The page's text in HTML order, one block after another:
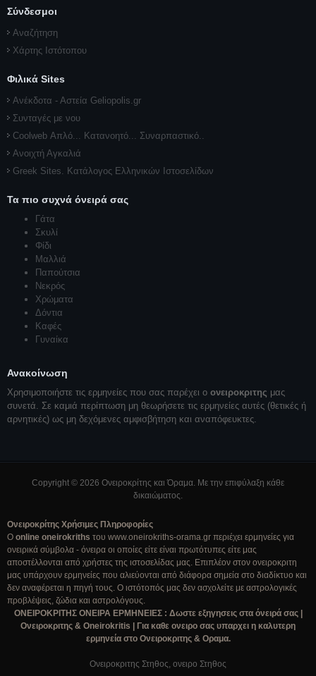
Σύνδεσμοι
Αναζήτηση
Χάρτης Ιστότοπου
Φιλικά Sites
Ανέκδοτα - Αστεία Geliopolis.gr
Συνταγές με νου
Coolweb Απλό... Κατανοητό... Συναρπαστικό..
Ανοιχτή Αγκαλιά
Greek Sites. Κατάλογος Ελληνικών Ιστοσελίδων
Τα πιο συχνά όνειρά σας
Γάτα
Σκυλί
Φίδι
Μαλλιά
Παπούτσια
Νεκρός
Χρώματα
Δόντια
Καφές
Γυναίκα
Ανακοίνωση
Χρησιμοποιήστε τις ερμηνείες που σας παρέχει ο ονειροκριτης μας
συνετά. Σε καμιά περίπτωση μη θεωρήσετε τις ερμηνείες αυτές (θετικές ή
αρνητικές) ως μη δεχόμενες αμφισβήτηση και αναπόφευκτες.
Copyright © 2026 Ονειροκρίτης και Όραμα. Με την επιφύλαξη κάθε
δικαιώματος.
Ονειροκρίτης Χρήσιμες Πληροφορίες
Ο online oneirokriths του www.oneirokriths-orama.gr περιέχει ερμηνείες για
ονειρικά σύμβολα - όνειρα οι οποίες είτε είναι πρωτότυπες είτε μας
αποστέλλονται από χρήστες της ιστοσελίδας μας. Επιπλέον στον ονειροκριτη
μας υπάρχουν ερμηνείες που αλιεύονται από διάφορα σημεία στο διαδίκτυο και
δεν αναφέρεται η πηγή τους. Ο ιστότοπός μας δεν ασχολείτε με αστρολογικές
προβλέψεις, ζώδια και αστρολόγους.
ΟΝΕΙΡΟΚΡΙΤΗΣ ΟΝΕΙΡΑ ΕΡΜΗΝΕΙΕΣ : Δωστε εξηγησεις στα όνειρά σας |
Ονειροκριτης & Oneirokritis | Για καθε ονειρο σας υπαρχει η καλυτερη
ερμηνεία στο Ονειροκριτης & Οραμα.
Ονειροκριτης Στηθος, ονειρο Στηθος